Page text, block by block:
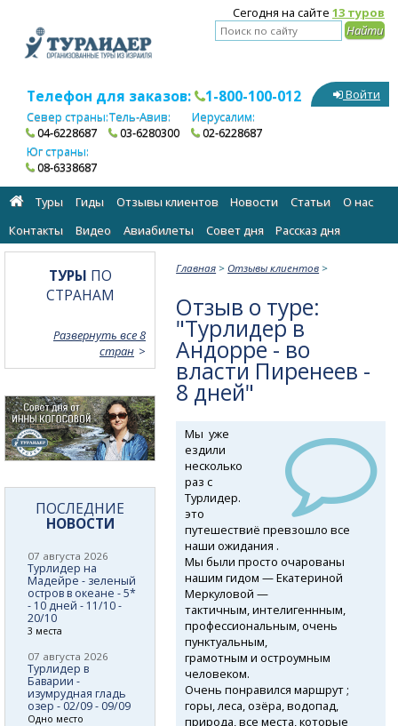
Сегодня на сайте 13 туров
Телефон для заказов: 1-800-100-012
Север страны:
04-6228687
Тель-Авив:
03-6280300
Иерусалим:
02-6228687
Юг страны:
08-6338687
Войти
Туры Гиды Отзывы клиентов Новости Статьи
О нас
Контакты
Видео Авиабилеты Cовет дня Рассказ дня
Главная > Отзывы клиентов >
Отзыв о туре:
"Турлидер в
Андорре - во
власти Пиренеев -
8 дней"
Мы уже
ездили
несколько
раз с
Турлидер.
это
путешествиё превзошло все
наши ожидания .
Мы были просто очарованы
нашим гидом — Екатериной
Меркуловой —
тактичным, интелигеннным,
профессиональным, очень
пунктуальным,
грамотным и остроумным
человеком.
Очень понравился маршрут ;
горы, леса, озёра, водопад,
природа, все места, которые
ТУРЫ ПО
СТРАНАМ
Развернуть все 8
стран
ПОСЛЕДНИЕ
НОВОСТИ
07 августа 2026
Турлидер на
Мадейре - зеленый
остров в океане - 5*
- 10 дней - 11/10 -
20/10
3 места
07 августа 2026
Турлидер в
Баварии -
изумрудная гладь
озер - 02/09 - 09/09
Одно место